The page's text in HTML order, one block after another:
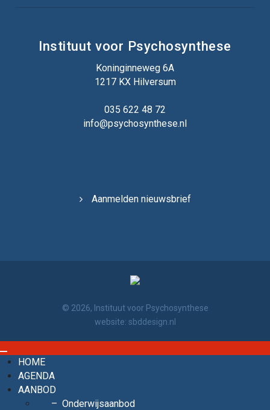
Instituut voor Psychosynthese
Koninginneweg 6A
1217 KX Hilversum
035 622 48 72
info@psychosynthese.nl
Aanmelden nieuwsbrief
© 2026, Instituut voor Psychosynthese
website: sbddesign.nl
HOME
AGENDA
AANBOD
Onderwijsaanbod